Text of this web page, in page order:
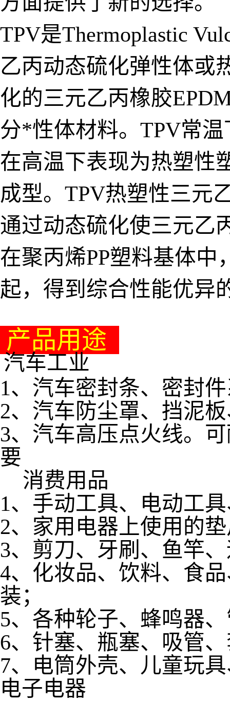
TPV是Thermoplastic
乙丙动态硫化弹性体或
化的三元乙丙橡胶
分*性体材料。TPV常
在高温下表现为热塑性
成型。TPV热塑性三元
通过动态硫化使三元乙
在聚丙烯PP塑料基体
起，得到综合性能优异
产品用途
汽车工业
1、汽车密封条、密封
2、汽车防尘罩、挡泥
3、汽车高压点火线。
要
消费用品
1、手动工具、电动工
2、家用电器上使用的
3、剪刀、牙刷、鱼竿
4、化妆品、饮料、食
装；
5、各种轮子、蜂鸣器
6、针塞、瓶塞、吸管
7、电筒外壳、儿童玩
电子电器